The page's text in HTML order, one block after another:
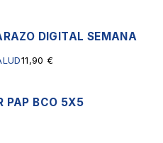
DIGITAL SEMANA
11,90€
PAP BCO 5X5